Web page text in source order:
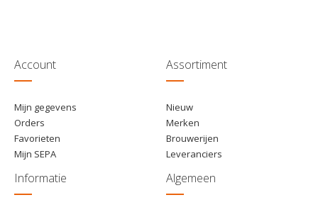
Account
Mijn gegevens
Orders
Favorieten
Mijn SEPA
Assortiment
Nieuw
Merken
Brouwerijen
Leveranciers
Informatie Algemeen